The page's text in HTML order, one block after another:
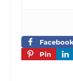
Facebook
Pin